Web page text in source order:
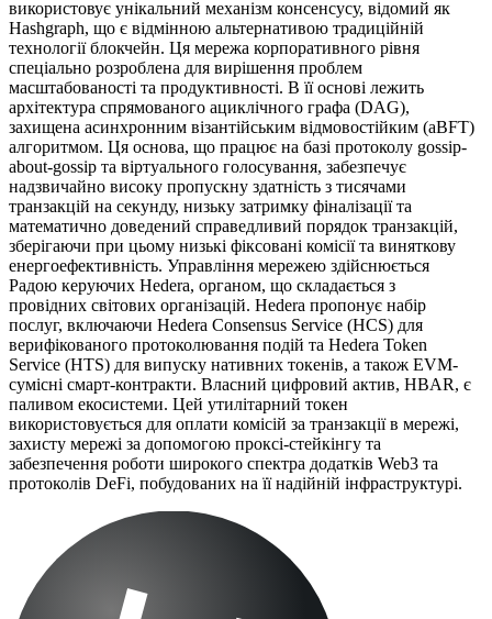
використовує унікальний механізм консенсусу, відомий як
Hashgraph, що є відмінною альтернативою традиційній
технології блокчейн. Ця мережа корпоративного рівня
спеціально розроблена для вирішення проблем
масштабованості та продуктивності. В її основі лежить
архітектура спрямованого ациклічного графа (DAG),
захищена асинхронним візантійським відмовостійким (aBFT)
алгоритмом. Ця основа, що працює на базі протоколу gossip-
about-gossip та віртуального голосування, забезпечує
надзвичайно високу пропускну здатність з тисячами
транзакцій на секунду, низьку затримку фіналізації та
математично доведений справедливий порядок транзакцій,
зберігаючи при цьому низькі фіксовані комісії та виняткову
енергоефективність. Управління мережею здійснюється
Радою керуючих Hedera, органом, що складається з
провідних світових організацій. Hedera пропонує набір
послуг, включаючи Hedera Consensus Service (HCS) для
верифікованого протоколювання подій та Hedera Token
Service (HTS) для випуску нативних токенів, а також EVM-
сумісні смарт-контракти. Власний цифровий актив, HBAR, є
паливом екосистеми. Цей утилітарний токен
використовується для оплати комісій за транзакції в мережі,
захисту мережі за допомогою проксі-стейкінгу та
забезпечення роботи широкого спектра додатків Web3 та
протоколів DeFi, побудованих на її надійній інфраструктурі.